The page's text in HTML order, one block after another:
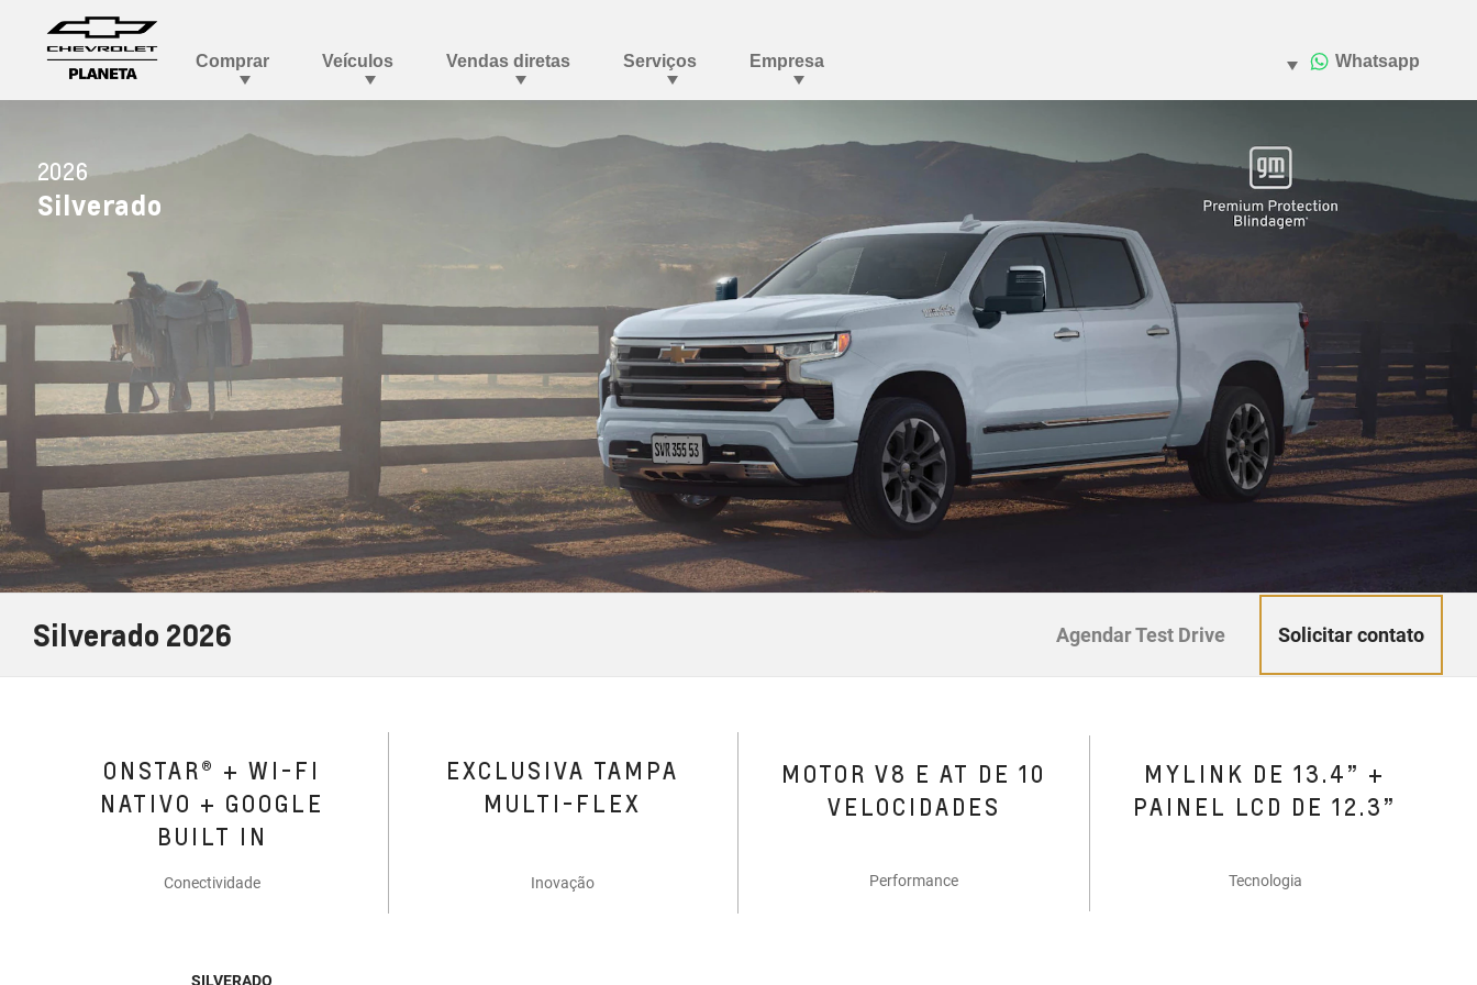
2026
Silverado
Silverado 2026 Agendar Test Drive Solicitar contato
ONSTAR® + WI-FI
NATIVO + GOOGLE
BUILT IN
Conectividade
EXCLUSIVA TAMPA
MULTI-FLEX
Inovação
MOTOR V8 E AT DE 10
VELOCIDADES
Performance
MYLINK DE 13.4” +
PAINEL LCD DE 12.3”
Tecnologia
SILVERADO